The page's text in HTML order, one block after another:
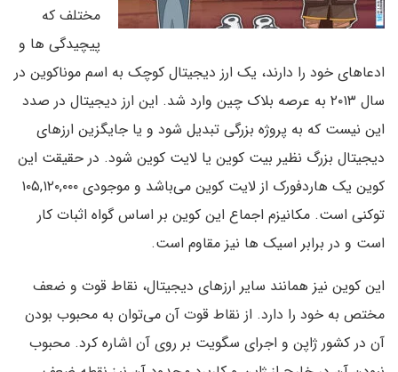
مختلف که
پیچیدگی ها و
ادعاهای خود را دارند، یک ارز دیجیتال کوچک به اسم موناکوین در
سال ۲۰۱۳ به عرصه بلاک چین وارد شد. این ارز دیجیتال در صدد
این نیست که به پروژه بزرگی تبدیل شود و یا جایگزین ارزهای
دیجیتال بزرگ نظیر بیت کوین یا لایت کوین شود. در حقیقت این
کوین یک هاردفورک از لایت کوین می‌باشد و موجودی ۱۰۵,۱۲۰,۰۰۰
توکنی است. مکانیزم اجماع این کوین بر اساس گواه اثبات کار
است و در برابر اسیک ها نیز مقاوم است.
این کوین نیز همانند سایر ارزهای دیجیتال، نقاط قوت و ضعف
مختص به خود را دارد. از نقاط قوت آن می‌توان به محبوب بودن
آن در کشور ژاپن و اجرای سگویت بر روی آن اشاره کرد. محبوب